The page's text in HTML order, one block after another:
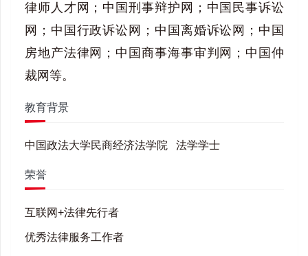
律师人才网；中国刑事辩护网；中国民事诉讼
网；中国行政诉讼网；中国离婚诉讼网；中国
房地产法律网；中国商事海事审判网；中国仲
裁网等。
教育背景
中国政法大学民商经济法学院 法学学士
荣誉
互联网+法律先行者
优秀法律服务工作者